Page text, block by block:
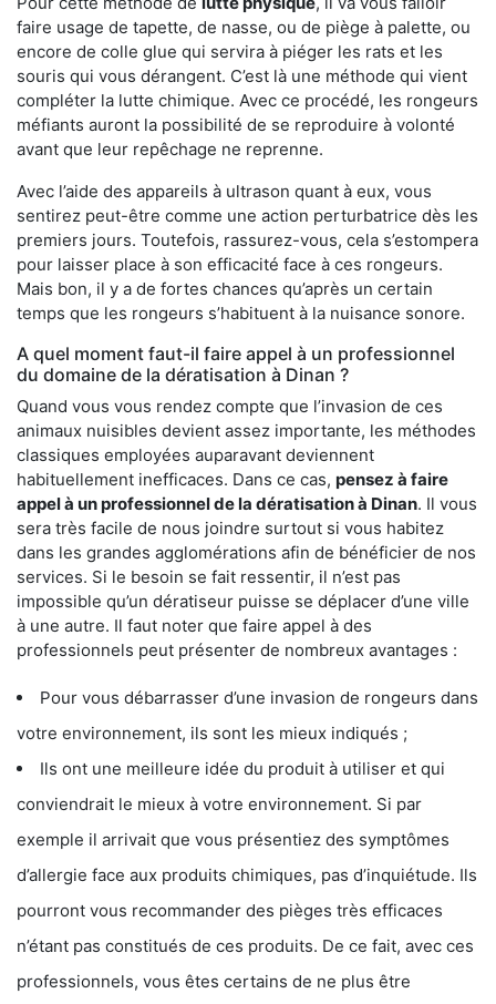
faire usage de tapette, de nasse, ou de piège à palette, ou
encore de colle glue qui servira à piéger les rats et les
souris qui vous dérangent. C’est là une méthode qui vient
compléter la lutte chimique. Avec ce procédé, les rongeurs
méfiants auront la possibilité de se reproduire à volonté
avant que leur repêchage ne reprenne.
Avec l’aide des appareils à ultrason quant à eux, vous
sentirez peut-être comme une action perturbatrice dès les
premiers jours. Toutefois, rassurez-vous, cela s’estompera
pour laisser place à son efficacité face à ces rongeurs.
Mais bon, il y a de fortes chances qu’après un certain
temps que les rongeurs s’habituent à la nuisance sonore.
A quel moment faut-il faire appel à un professionnel
du domaine de la dératisation à Dinan ?
Quand vous vous rendez compte que l’invasion de ces
animaux nuisibles devient assez importante, les méthodes
classiques employées auparavant deviennent
habituellement inefficaces. Dans ce cas, pensez à faire
appel à un professionnel de la dératisation à Dinan. Il vous
sera très facile de nous joindre surtout si vous habitez
dans les grandes agglomérations afin de bénéficier de nos
services. Si le besoin se fait ressentir, il n’est pas
impossible qu’un dératiseur puisse se déplacer d’une ville
à une autre. Il faut noter que faire appel à des
professionnels peut présenter de nombreux avantages :
Pour vous débarrasser d’une invasion de rongeurs dans
votre environnement, ils sont les mieux indiqués ;
Ils ont une meilleure idée du produit à utiliser et qui
conviendrait le mieux à votre environnement. Si par
exemple il arrivait que vous présentiez des symptômes
d’allergie face aux produits chimiques, pas d’inquiétude. Ils
pourront vous recommander des pièges très efficaces
n’étant pas constitués de ces produits. De ce fait, avec ces
professionnels, vous êtes certains de ne plus être